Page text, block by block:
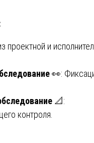
проектной и
👀:
📐:
контроля.